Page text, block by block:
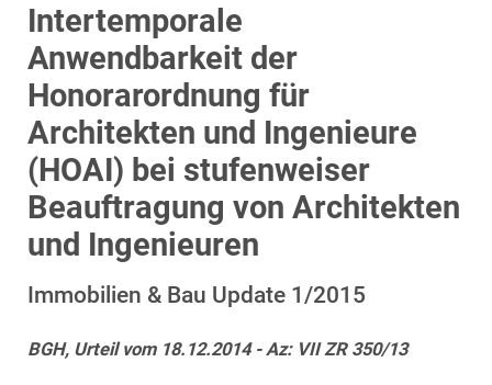
Intertemporale
Anwendbarkeit der
Honorarordnung für
Architekten und Ingenieure
(HOAI) bei stufenweiser
Beauftragung von Architekten
und Ingenieuren
Immobilien & Bau Update 1/2015
BGH, Urteil vom 18.12.2014 - Az: VII ZR 350/13